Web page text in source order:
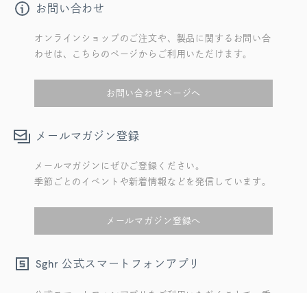
お問い合わせ
オンラインショップのご注文や、製品に関するお問い合
わせは、こちらのページからご利用いただけます。
お問い合わせページへ
メールマガジン登録
メールマガジンにぜひご登録ください。
季節ごとのイベントや新着情報などを発信しています。
メールマガジン登録へ
Sghr 公式スマートフォンアプリ